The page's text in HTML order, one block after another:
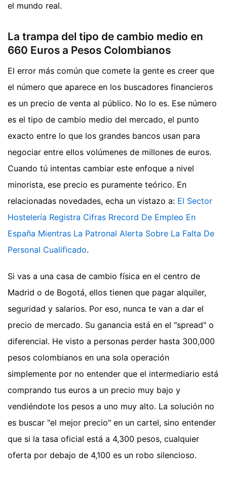
el mundo real.
La trampa del tipo de cambio medio en
660 Euros a Pesos Colombianos
El error más común que comete la gente es creer que
el número que aparece en los buscadores financieros
es un precio de venta al público. No lo es. Ese número
es el tipo de cambio medio del mercado, el punto
exacto entre lo que los grandes bancos usan para
negociar entre ellos volúmenes de millones de euros.
Cuando tú intentas cambiar este enfoque a nivel
minorista, ese precio es puramente teórico. En
relacionadas novedades, echa un vistazo a: El Sector
Hostelería Registra Cifras Rrecord De Empleo En
España Mientras La Patronal Alerta Sobre La Falta De
Personal Cualificado.
Si vas a una casa de cambio física en el centro de
Madrid o de Bogotá, ellos tienen que pagar alquiler,
seguridad y salarios. Por eso, nunca te van a dar el
precio de mercado. Su ganancia está en el "spread" o
diferencial. He visto a personas perder hasta 300,000
pesos colombianos en una sola operación
simplemente por no entender que el intermediario está
comprando tus euros a un precio muy bajo y
vendiéndote los pesos a uno muy alto. La solución no
es buscar "el mejor precio" en un cartel, sino entender
que si la tasa oficial está a 4,300 pesos, cualquier
oferta por debajo de 4,100 es un robo silencioso.